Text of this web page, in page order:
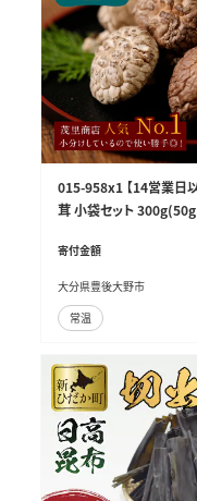
015-958x1 【14営業日
茸 小袋セット
寄付金額
大分県豊後大野市
常温